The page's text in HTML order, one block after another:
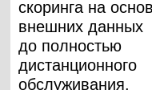
скоринга на
внешних данных
до полностью
дистанционного
обслуживания.